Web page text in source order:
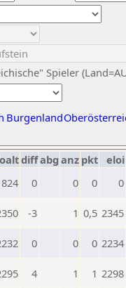
Spieler
Burgenland
diffabg anz pkt eloi
0 0 0 0
-3 1 0,5 2345
0 0 0 2234
4 1 1 2298